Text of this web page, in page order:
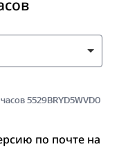
5529BRYD5WVD0
по почте на